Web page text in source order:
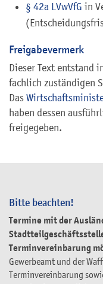
Bitte beachten!
Termine mit der
Terminvereinbarung
Gewerbeamt und der
Terminvereinbarung
§ 42a LVwVfG in
Freigabevermerk
Dieser Text entstand
fachlich zuständigen
Das
haben dessen
freigegeben.